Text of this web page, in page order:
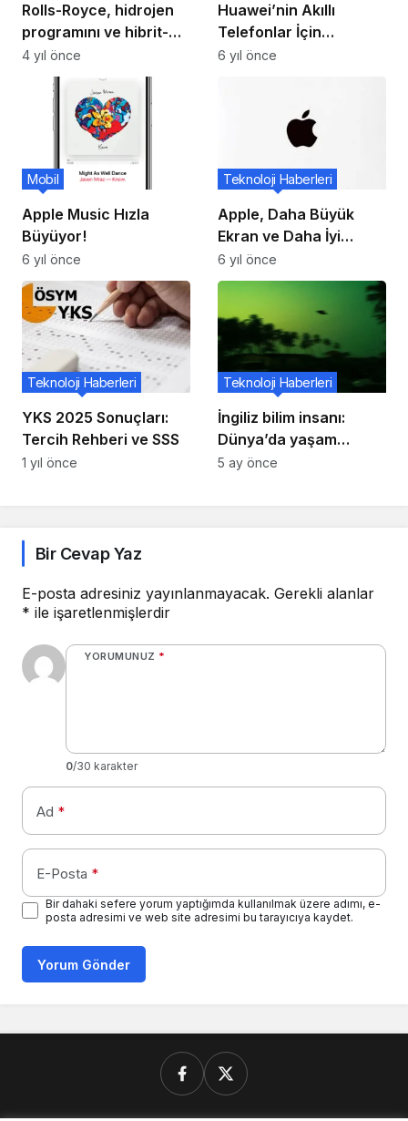
Rolls-Royce, hidrojen
programını ve hibrit-
elektrik
araştırmalarındaki
gelişmeleri duyurdu.
4 yıl önce
Huawei’nin Akıllı
Telefonlar İçin
HarmonyOS 2.0’ı
6 yıl önce
Apple Music Hızla
Büyüyor!
Mobil
6 yıl önce
Apple, Daha Büyük
Ekran ve Daha İyi
Yonga Setine Sahip
Olmak İçin 2021’de
Teknoloji Haberleri
6 yıl önce
YKS 2025 Sonuçları:
Tercih Rehberi ve SSS
Teknoloji Haberleri
1 yıl önce
İngiliz bilim insanı:
Dünya’da yaşam
uzaylılar başlatmış
Teknoloji Haberleri
5 ay önce
Bir Cevap Yaz
E-posta adresiniz yayınlanmayacak. Gerekli alanlar
* ile işaretlenmişlerdir
YORUMUNUZ *
0/30 karakter
Ad *
E-Posta *
Bir dahaki sefere yorum yaptığımda kullanılmak üzere adımı, e-
posta adresimi ve web site adresimi bu tarayıcıya kaydet.
Yorum Gönder